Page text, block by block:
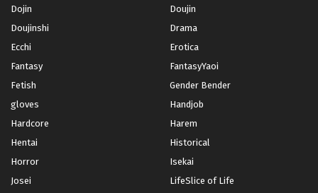
Chapter 57
กันยายน 20, 2023
Chapter 56
กันยายน 20, 2023
Chapter 55
กันยายน 20, 2023
Chapter 54
กันยายน 20, 2023
กันยายน 20, 2023 กันยายน 20, 2023
Chapter 51 Chapter 50
Dojin
Doujin
Doujinshi
Drama
Ecchi
Erotica
Fantasy
FantasyYaoi
Fetish
Gender Bender
gloves
Handjob
Hardcore
Harem
Hentai
Historical
Horror
Isekai
Josei
LifeSlice of Life